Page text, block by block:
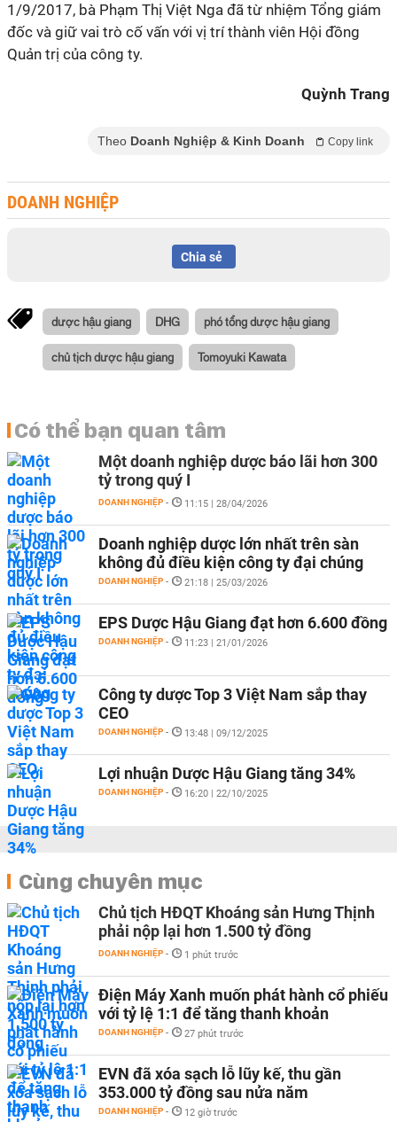
1/9/2017, bà Phạm Thị Việt Nga đã từ nhiệm Tổng giám
đốc và giữ vai trò cố vấn với vị trí thành viên Hội đồng
Quản trị của công ty.
Quỳnh Trang
Theo Doanh Nghiệp & Kinh Doanh Copy link
DOANH NGHIỆP
Chia sẻ
dược hậu giang DHG phó tổng dược hậu giang
chủ tịch dược hậu giang Tomoyuki Kawata
Có thể bạn quan tâm
Một doanh nghiệp dược báo lãi hơn 300
tỷ trong quý I
DOANH NGHIỆP - 11:15 | 28/04/2026
Doanh nghiệp dược lớn nhất trên sàn
không đủ điều kiện công ty đại chúng
DOANH NGHIỆP - 21:18 | 25/03/2026
EPS Dược Hậu Giang đạt hơn 6.600 đồng
DOANH NGHIỆP - 11:23 | 21/01/2026
Công ty dược Top 3 Việt Nam sắp thay
CEO
DOANH NGHIỆP - 13:48 | 09/12/2025
Lợi nhuận Dược Hậu Giang tăng 34%
DOANH NGHIỆP - 16:20 | 22/10/2025
Cùng chuyên mục
Chủ tịch HĐQT Khoáng sản Hưng Thịnh
phải nộp lại hơn 1.500 tỷ đồng
DOANH NGHIỆP - 1 phút trước
Điện Máy Xanh muốn phát hành cổ phiếu
với tỷ lệ 1:1 để tăng thanh khoản
DOANH NGHIỆP - 27 phút trước
EVN đã xóa sạch lỗ lũy kế, thu gần
353.000 tỷ đồng sau nửa năm
DOANH NGHIỆP - 12 giờ trước